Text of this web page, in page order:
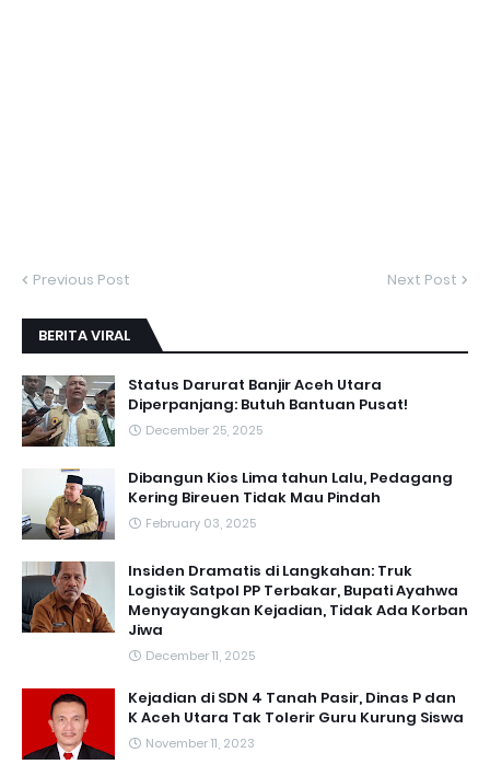
Previous Post Next Post
BERITA VIRAL
Status Darurat Banjir Aceh Utara
Diperpanjang: Butuh Bantuan Pusat!
December 25, 2025
Dibangun Kios Lima tahun Lalu, Pedagang
Kering Bireuen Tidak Mau Pindah
February 03, 2025
Insiden Dramatis di Langkahan: Truk
Logistik Satpol PP Terbakar, Bupati Ayahwa
Menyayangkan Kejadian, Tidak Ada Korban
Jiwa
December 11, 2025
Kejadian di SDN 4 Tanah Pasir, Dinas P dan
K Aceh Utara Tak Tolerir Guru Kurung Siswa
November 11, 2023